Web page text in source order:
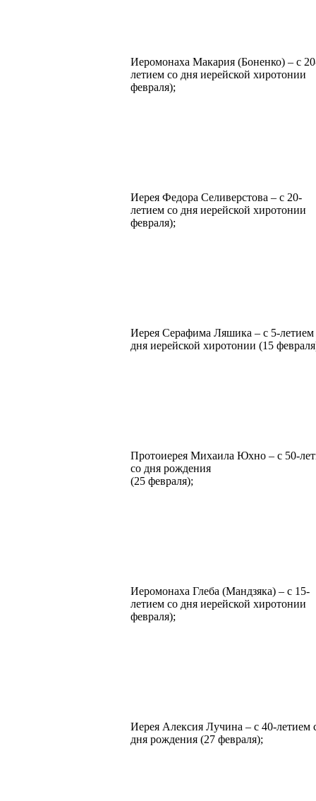
Иеромонаха Макария (Боненко) – с
летием со дня иерейской хиротонии
февраля);
Иерея Федора Селиверстова – с 20-
летием со дня иерейской хиротонии
февраля);
Иерея Серафима Ляшика – с 5-летием
дня иерейской хиротонии (15
Протоиерея Михаила Юхно – с 50-
со дня рождения
(25 февраля);
Иеромонаха Глеба (Мандзяка) – с 15-
летием со дня иерейской
февраля);
Иерея Алексия Лучина – с 40-летием
дня рождения (27 февраля);